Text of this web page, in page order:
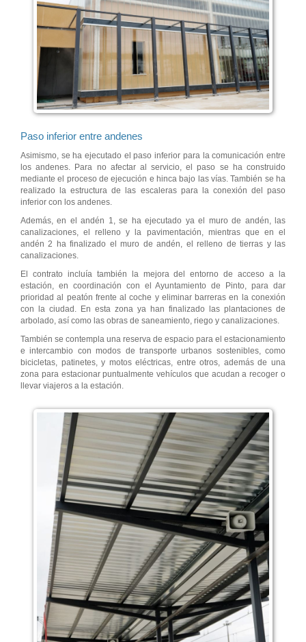
Paso inferior entre andenes
Asimismo, se ha ejecutado el paso inferior para la comunicación entre
los andenes. Para no afectar al servicio, el paso se ha construido
mediante el proceso de ejecución e hinca bajo las vías. También se ha
realizado la estructura de las escaleras para la conexión del paso
inferior con los andenes.
Además, en el andén 1, se ha ejecutado ya el muro de andén, las
canalizaciones, el relleno y la pavimentación, mientras que en el
andén 2 ha finalizado el muro de andén, el relleno de tierras y las
canalizaciones.
El contrato incluía también la mejora del entorno de acceso a la
estación, en coordinación con el Ayuntamiento de Pinto, para dar
prioridad al peatón frente al coche y eliminar barreras en la conexión
con la ciudad. En esta zona ya han finalizado las plantaciones de
arbolado, así como las obras de saneamiento, riego y canalizaciones.
También se contempla una reserva de espacio para el estacionamiento
e intercambio con modos de transporte urbanos sostenibles, como
bicicletas, patinetes, y motos eléctricas, entre otros, además de una
zona para estacionar puntualmente vehículos que acudan a recoger o
llevar viajeros a la estación.